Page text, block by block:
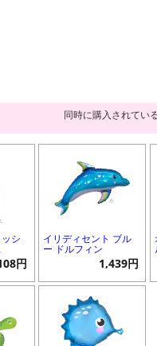
同時に購入されてい
シ
円
イリディセント ブル
ー ドルフィン
1,439円